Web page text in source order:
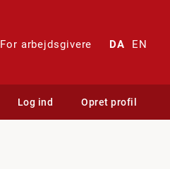
For arbejdsgivere DA EN
Log ind Opret profil